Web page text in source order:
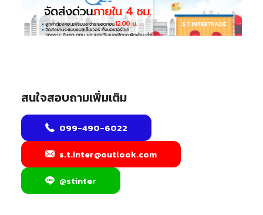
สนใจสอบถามเพิ่มเติม
099-490-6022
s.t.inter@outlook.com
@stinter